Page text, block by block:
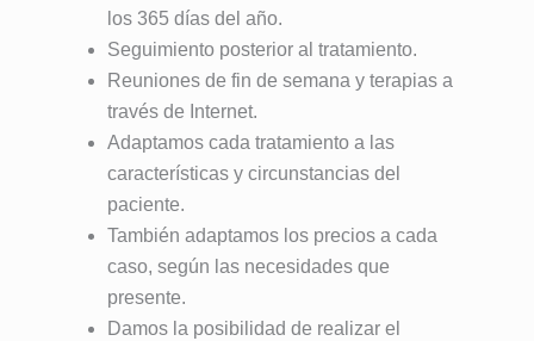
los 365 días del año.
Seguimiento posterior al tratamiento.
Reuniones de fin de semana y terapias a
través de Internet.
Adaptamos cada tratamiento a las
características y circunstancias del
paciente.
También adaptamos los precios a cada
caso, según las necesidades que
presente.
Damos la posibilidad de realizar el